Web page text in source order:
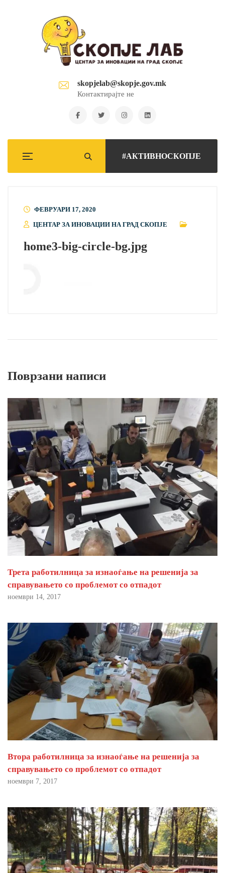
skopjelab@skopje.gov.mk
Контактирајте не
#АКТИВНОСКОПЈЕ
ФЕВРУАРИ 17, 2020
ЦЕНТАР ЗА ИНОВАЦИИ НА ГРАД СКОПЈЕ
home3-big-circle-bg.jpg
Поврзани написи
Трета работилница за изнаоѓање на решенија за
справувањето со проблемот со отпадот
ноември 14, 2017
Втора работилница за изнаоѓање на решенија за
справувањето со проблемот со отпадот
ноември 7, 2017